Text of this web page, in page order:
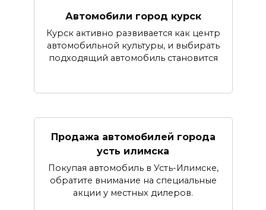
Автомобили город курск
Курск активно развивается как центр
автомобильной культуры, и выбирать
подходящий автомобиль становится
Продажа автомобилей города
усть илимска
Покупая автомобиль в Усть-Илимске,
обратите внимание на специальные
акции у местных дилеров.